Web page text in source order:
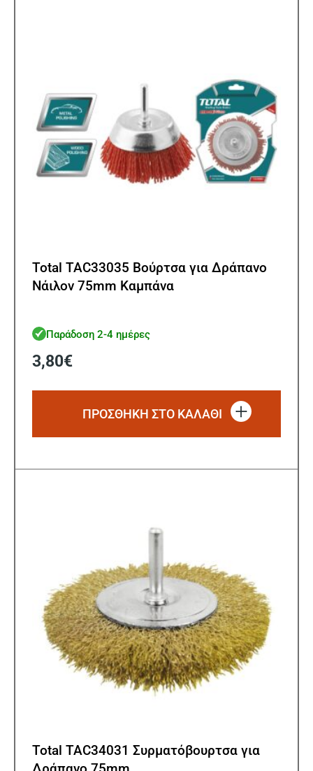
Total TAC33035 Βούρτσα για Δράπανο
Νάιλον 75mm Καμπάνα
Παράδοση 2-4 ημέρες
3,80€
ΠΡΟΣΘΗΚΗ ΣΤΟ ΚΑΛΑΘΙ
Total TAC34031 Συρματόβουρτσα για